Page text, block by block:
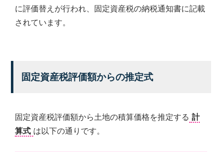
に評価替えが行われ、固定資産税の納税通知書に記載
されています。
固定資産税評価額からの推定式
固定資産税評価額から土地の積算価格を推定する 計
算式 は以下の通りです。